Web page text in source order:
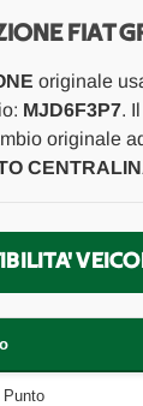
FIAT
originale
MJD6F3P7.
originale
Punto